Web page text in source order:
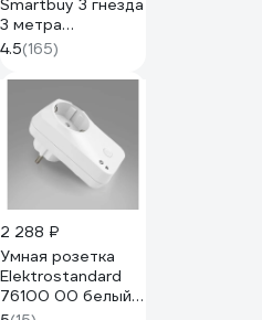
Smartbuy 3 гнезда
3 метра
16А/3,5кВт с выкл.
и заземлением
ПВС 3х1,0 SBE-16-
3-03-ZS
4.5(165)
2 288 ₽
Умная розетка
Elektrostandard
76100 00 белый,
3500W a054335